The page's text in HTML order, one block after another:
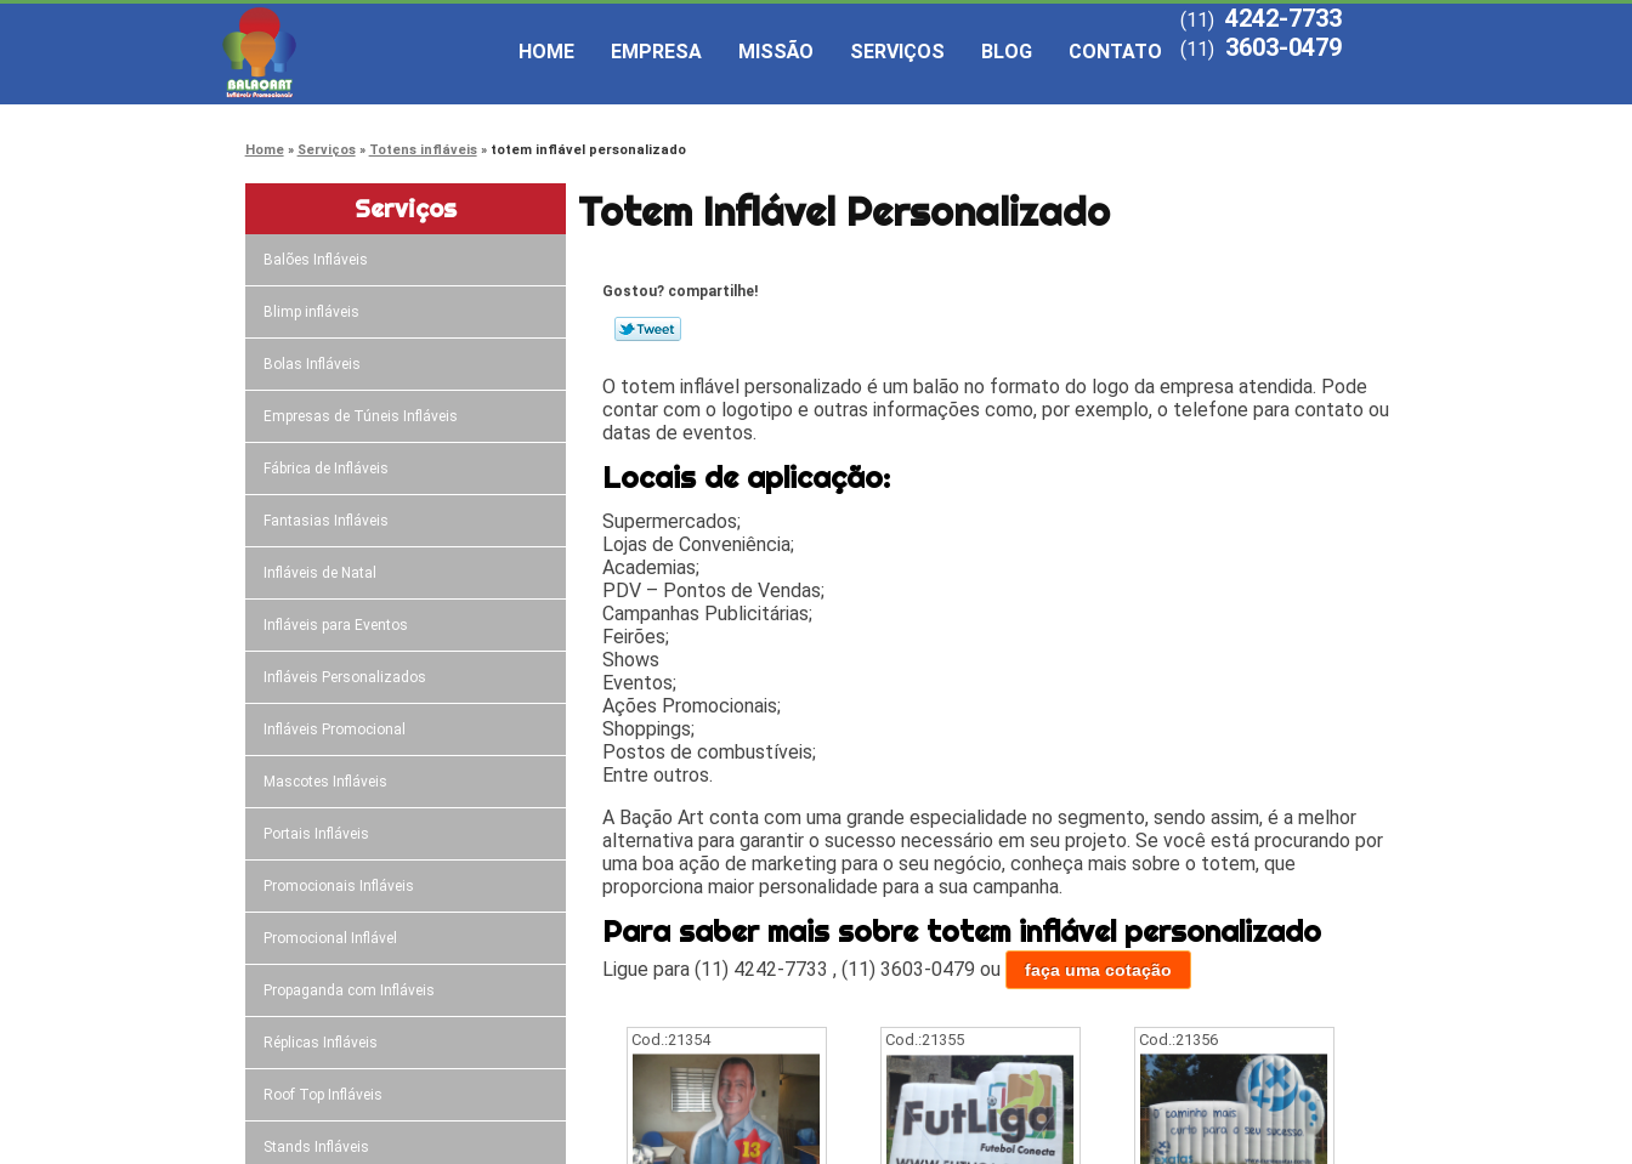
HOME EMPRESA MISSÃO SERVIÇOS BLOG CONTATO
(11) 4242-7733
(11) 3603-0479
Home Serviços Totens infláveis totem inflável personalizado
Serviços
Balões Infláveis
Blimp infláveis
Bolas Infláveis
Empresas de Túneis Infláveis
Fábrica de Infláveis
Fantasias Infláveis
Infláveis de Natal
Infláveis para Eventos
Infláveis Personalizados
Infláveis Promocional
Mascotes Infláveis
Portais Infláveis
Promocionais Infláveis
Promocional Inflável
Propaganda com Infláveis
Réplicas Infláveis
Roof Top Infláveis
Stands Infláveis
Totem Inflável Personalizado
Gostou? compartilhe!
O totem inflável personalizado é um balão no formato do logo da empresa atendida. Pode
contar com o logotipo e outras informações como, por exemplo, o telefone para contato ou
datas de eventos.
Locais de aplicação:
Supermercados;
Lojas de Conveniência;
Academias;
PDV – Pontos de Vendas;
Campanhas Publicitárias;
Feirões;
Shows
Eventos;
Ações Promocionais;
Shoppings;
Postos de combustíveis;
Entre outros.
A Bação Art conta com uma grande especialidade no segmento, sendo assim, é a melhor
alternativa para garantir o sucesso necessário em seu projeto. Se você está procurando por
uma boa ação de marketing para o seu negócio, conheça mais sobre o totem, que
proporciona maior personalidade para a sua campanha.
Para saber mais sobre totem inflável personalizado
Ligue para (11) 4242-7733 , (11) 3603-0479 ou faça uma cotação
Cod.:21354 Cod.:21355 Cod.:21356